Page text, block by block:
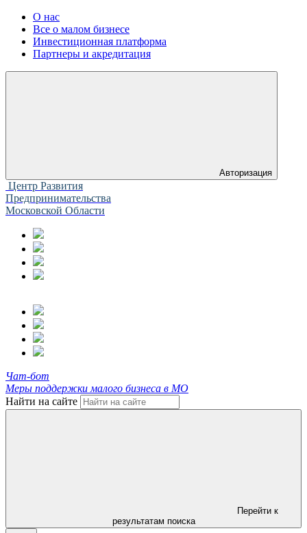
О нас
Все о малом бизнесе
Инвестиционная платформа
Партнеры и акредитация
Авторизация
Центр Развития
Предпринимательства
Московской Области
Чат-бот
Меры поддержки малого бизнеса в МО
Найти на сайте
Перейти к
результатам поиска